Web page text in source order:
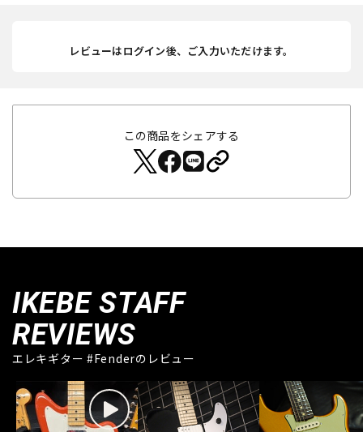
レビューはログイン後、ご入力いただけます。
この商品をシェアする
IKEBE STAFF
REVIEWS
エレキギター #Fenderのレビュー